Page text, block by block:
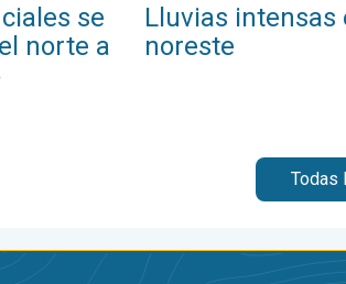
se
norte a
Lluvias intensas
noreste
Todas